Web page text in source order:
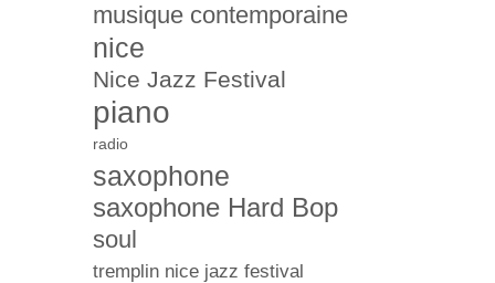
musique contemporaine
nice
Nice Jazz Festival
piano
radio
saxophone
saxophone Hard Bop
soul
tremplin nice jazz festival